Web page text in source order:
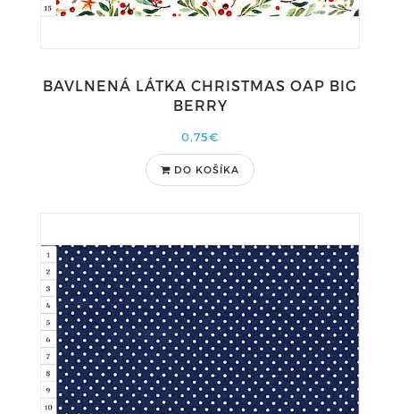
BAVLNENÁ LÁTKA CHRISTMAS OAP BIG
BERRY
0,75€
DO KOŠÍKA